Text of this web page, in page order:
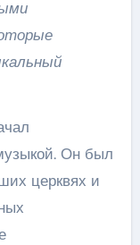
Он был
церквях и